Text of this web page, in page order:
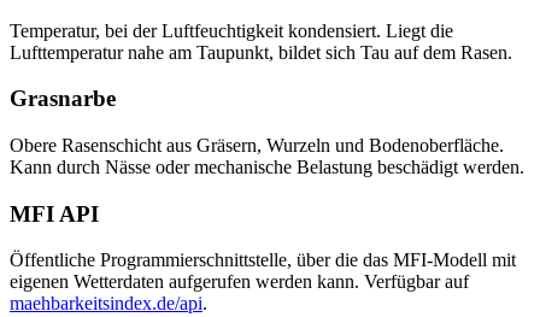
Temperatur, bei der Luftfeuchtigkeit kondensiert. Liegt die
Lufttemperatur nahe am Taupunkt, bildet sich Tau auf dem Rasen.
Grasnarbe
Obere Rasenschicht aus Gräsern, Wurzeln und Bodenoberfläche.
Kann durch Nässe oder mechanische Belastung beschädigt werden.
MFI API
Öffentliche Programmierschnittstelle, über die das MFI-Modell mit
eigenen Wetterdaten aufgerufen werden kann. Verfügbar auf
maehbarkeitsindex.de/api.